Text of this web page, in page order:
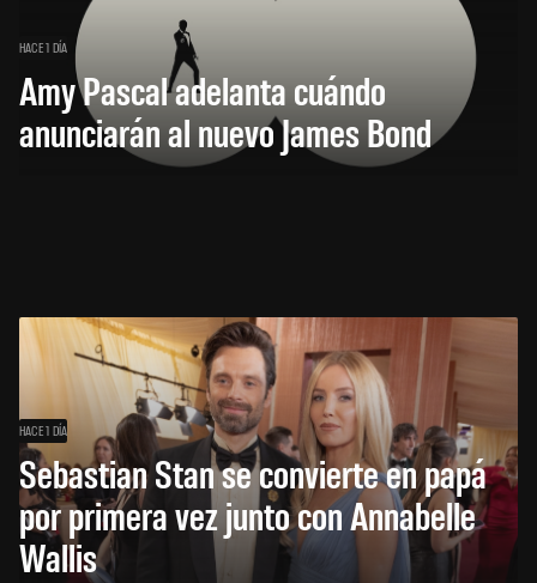
HACE 1 DÍA
Amy Pascal adelanta cuándo
anunciarán al nuevo James Bond
HACE 1 DÍA
Sebastian Stan se convierte en papá
por primera vez junto con Annabelle
Wallis